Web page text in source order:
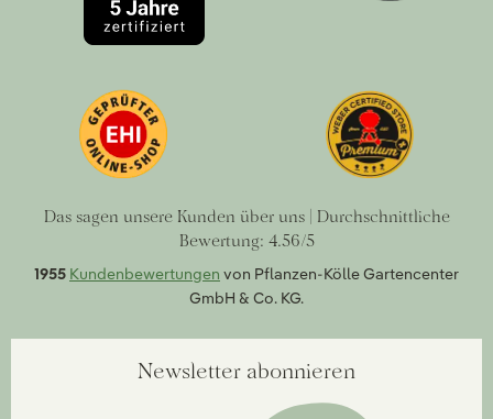
Das sagen unsere Kunden über uns | Durchschnittliche
Bewertung: 4.56/5
1955 Kundenbewertungen von Pflanzen-Kölle Gartencenter
GmbH & Co. KG.
Newsletter abonnieren